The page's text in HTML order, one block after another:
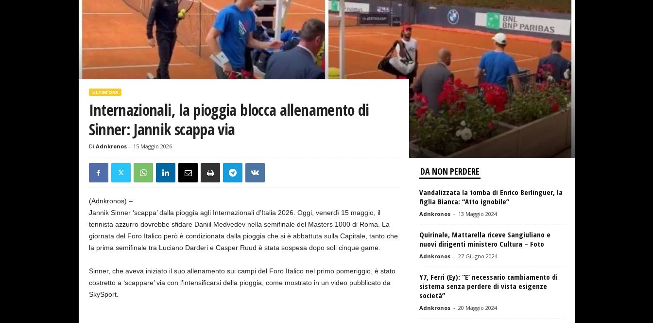
ULTIM'ORA
Internazionali, la pioggia blocca allenamento di
Sinner: Jannik scappa via
Di Adnkronos- 15 Maggio 2026
(Adnkronos) –
Jannik Sinner ‘scappa’ dalla pioggia agli Internazionali d’Italia 2026. Oggi, venerdì 15 maggio, il
tennista azzurro dovrebbe sfidare Daniil Medvedev nella semifinale del Masters 1000 di Roma. La
giornata del Foro Italico però è condizionata dalla pioggia che si è abbattuta sulla Capitale, tanto che
la prima semifinale tra Luciano Darderi e Casper Ruud è stata sospesa dopo soli cinque game.
Sinner, che aveva iniziato il suo allenamento sui campi del Foro Italico nel primo pomeriggio, è stato
costretto a ‘scappare’ via con l’intensificarsi della pioggia, come mostrato in un video pubblicato da
SkySport.
DA NON PERDERE
Vandalizzata la tomba di Enrico Berlinguer, la
figlia Bianca: “Atto ignobile”
Adnkronos - 13 Maggio 2024
Quirinale, Mattarella riceve Sangiuliano e
nuovi dirigenti ministero Cultura – Foto
Adnkronos - 27 Giugno 2024
Y7, Ferri (Ey): “E’ necessario cambiamento di
sistema senza perdere di vista esigenze
società”
Adnkronos - 20 Maggio 2024